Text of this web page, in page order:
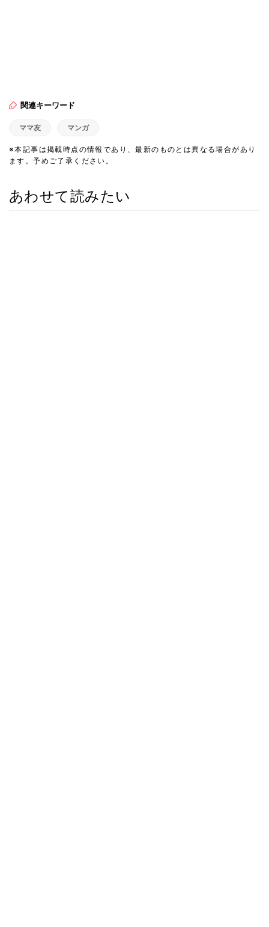
関連キーワード
ママ友 マンガ
※本記事は掲載時点の情報であり、最新のものとは異なる場合があり
ます。予めご了承ください。
あわせて読みたい